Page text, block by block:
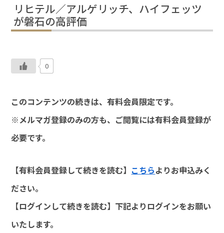
リヒテル／アルゲリッチ、ハイフェッツ
が磐石の高評価
0
このコンテンツの続きは、有料会員限定です。
※メルマガ登録のみの方も、ご閲覧には有料会員登録が
必要です。
【有料会員登録して続きを読む】 こちらよりお申込みく
ださい。
【ログインして続きを読む】下記よりログインをお願い
いたします。